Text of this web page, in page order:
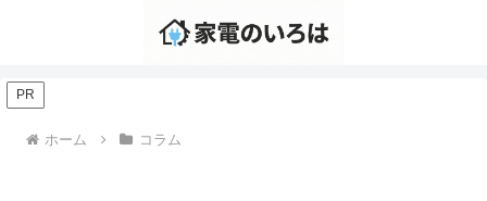
PR
ホーム コラム